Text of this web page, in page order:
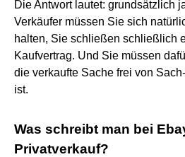
Die Antwort lautet: grundsätzlich
Verkäufer müssen Sie sich
halten, Sie schließen schließlich
Kaufvertrag. Und Sie müssen
die verkaufte Sache frei von
ist.
Was schreibt man bei
Privatverkauf?